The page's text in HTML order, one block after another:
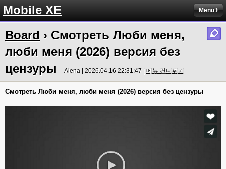
Mobile XE Menu
Board › Смотреть Люби меня,
люби меня (2026) версия без
цензуры
Alena | 2026.04.16 22:31:47 | 메뉴 건너뛰기
Смотреть Люби меня, люби меня (2026) версия без цензуры